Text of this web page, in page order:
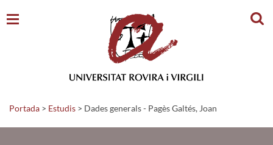
Portada > Estudis > Dades generals - Pagès Galtés, Joan